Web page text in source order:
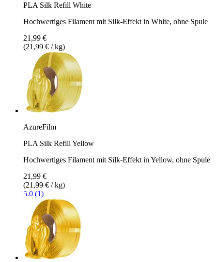
PLA Silk Refill White
Hochwertiges Filament mit Silk-Effekt in White, ohne Spule
21,99 €
(21,99 € / kg)
AzureFilm
PLA Silk Refill Yellow
Hochwertiges Filament mit Silk-Effekt in Yellow, ohne Spule
21,99 €
(21,99 € / kg)
5.0 (1)